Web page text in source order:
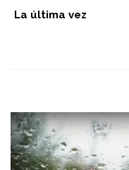
La última vez